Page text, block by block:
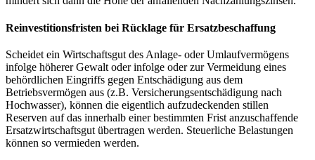
Reinvestitionsfristen bei Rücklage für Ersatzbeschaffung
Scheidet ein Wirtschaftsgut des Anlage- oder Umlaufvermögens
infolge höherer Gewalt oder infolge oder zur Vermeidung eines
behördlichen Eingriffs gegen Entschädigung aus dem
Betriebsvermögen aus (z.B. Versicherungsentschädigung nach
Hochwasser), können die eigentlich aufzudeckenden stillen
Reserven auf das innerhalb einer bestimmten Frist anzuschaffende
Ersatzwirtschaftsgut übertragen werden. Steuerliche Belastungen
können so vermieden werden.